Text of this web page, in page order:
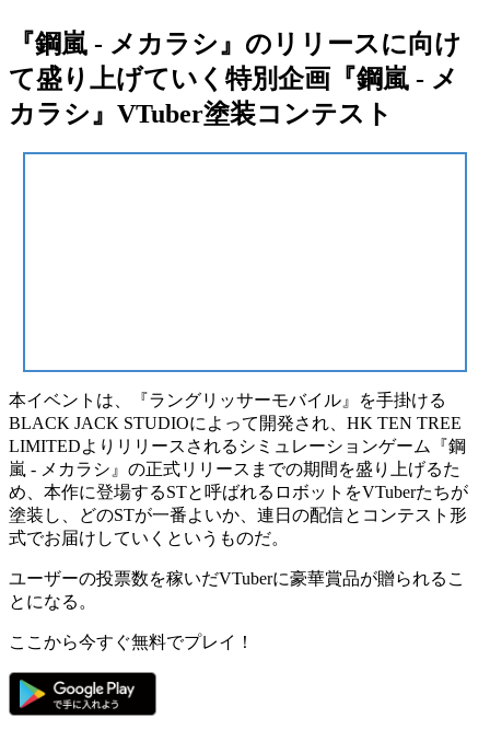
『鋼嵐 - メカラシ』のリリースに向け
て盛り上げていく特別企画『鋼嵐 - メ
カラシ』VTuber塗装コンテスト
本イベントは、『ラングリッサーモバイル』を手掛ける
BLACK JACK STUDIOによって開発され、HK TEN TREE
LIMITEDよりリリースされる シミュレーションゲーム
『鋼
嵐 - メカラシ』 の正式リリースまでの期間を盛り上げるた
め、本作に登場するSTと呼ばれるロボットをVTuberたちが
塗装し、
どのSTが一番よいか、連日の配信とコンテスト形
式でお届けしていくというものだ。
ユーザーの投票数を稼いだVTuberに豪華賞品が贈られるこ
とになる。
ここから今すぐ無料でプレイ！